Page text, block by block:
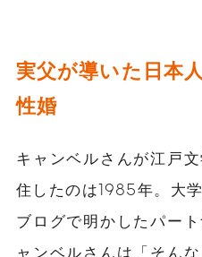
実父が導いた日本
性婚
キャンベルさんが江戸
住したのは1985年。大
ブログで明かしたパー
ャンベルさんは「そん